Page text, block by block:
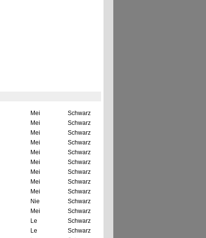
Mei
Schwarz
Mei
Schwarz
Mei
Schwarz
Mei
Schwarz
Mei
Schwarz
Mei
Schwarz
Mei
Schwarz
Mei
Schwarz
Mei
Schwarz
Nie
Schwarz
Mei
Schwarz
Le
Schwarz
Le
Schwarz